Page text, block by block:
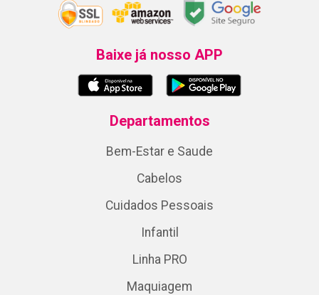
Baixe já nosso APP
Departamentos
Bem-Estar e Saude
Cabelos
Cuidados Pessoais
Infantil
Linha PRO
Maquiagem